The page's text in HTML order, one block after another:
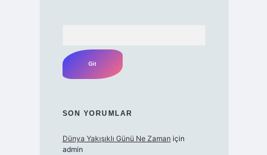
SON YORUMLAR
Dünya Yakışıklı Günü Ne Zaman için
admin